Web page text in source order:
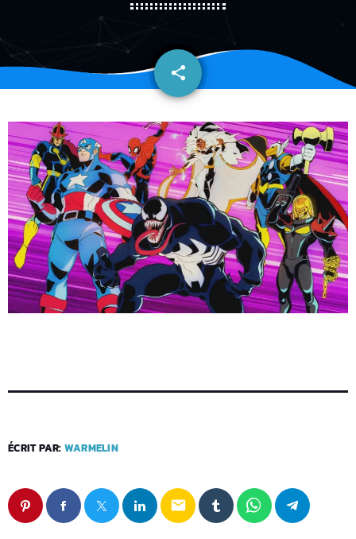
share
email
ÉCRIT PAR: WARMELIN
email